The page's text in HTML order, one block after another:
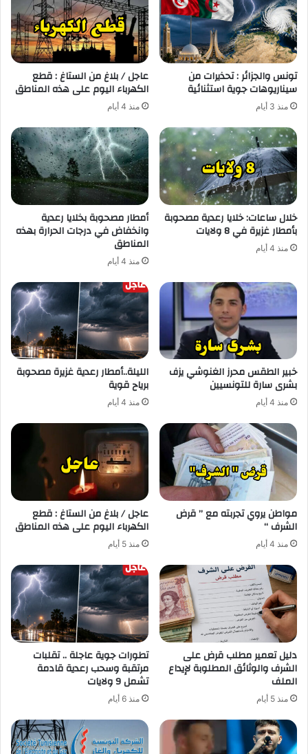
تونس والجزائر : تحذيرات من
سيناريوهات جوية استثنائية
منذ 3 أيام
عاجل / بلاغ من الستاغ : قطع
الكهرباء اليوم على هذه المناطق
منذ 4 أيام
خلال ساعات: خلايا رعدية مصحوبة
بأمطار غزيرة في 8 ولايات
منذ 4 أيام
أمطار مصحوبة بخلايا رعدية
وانخفاض في درجات الحرارة بهذه
المناطق
منذ 4 أيام
خبير الطقس محرز الغنوشي يزف
بشرى سارة للتونسيين
منذ 4 أيام
الليلة..أمطار رعدية غزيرة مصحوبة
برياح قوية
منذ 4 أيام
مواطن يروي تجربته مع ” قرض
الشرف “
منذ 4 أيام
عاجل / بلاغ من الستاغ : قطع
الكهرباء اليوم على هذه المناطق
منذ 5 أيام
دليل تعمير مطلب قرض على
الشرف والوثائق المطلوبة لإيداع
الملف
منذ 5 أيام
تطورات جوية عاجلة .. تقلبات
مرتقبة وسحب رعدية قادمة
تشمل 9 ولايات
منذ 6 أيام